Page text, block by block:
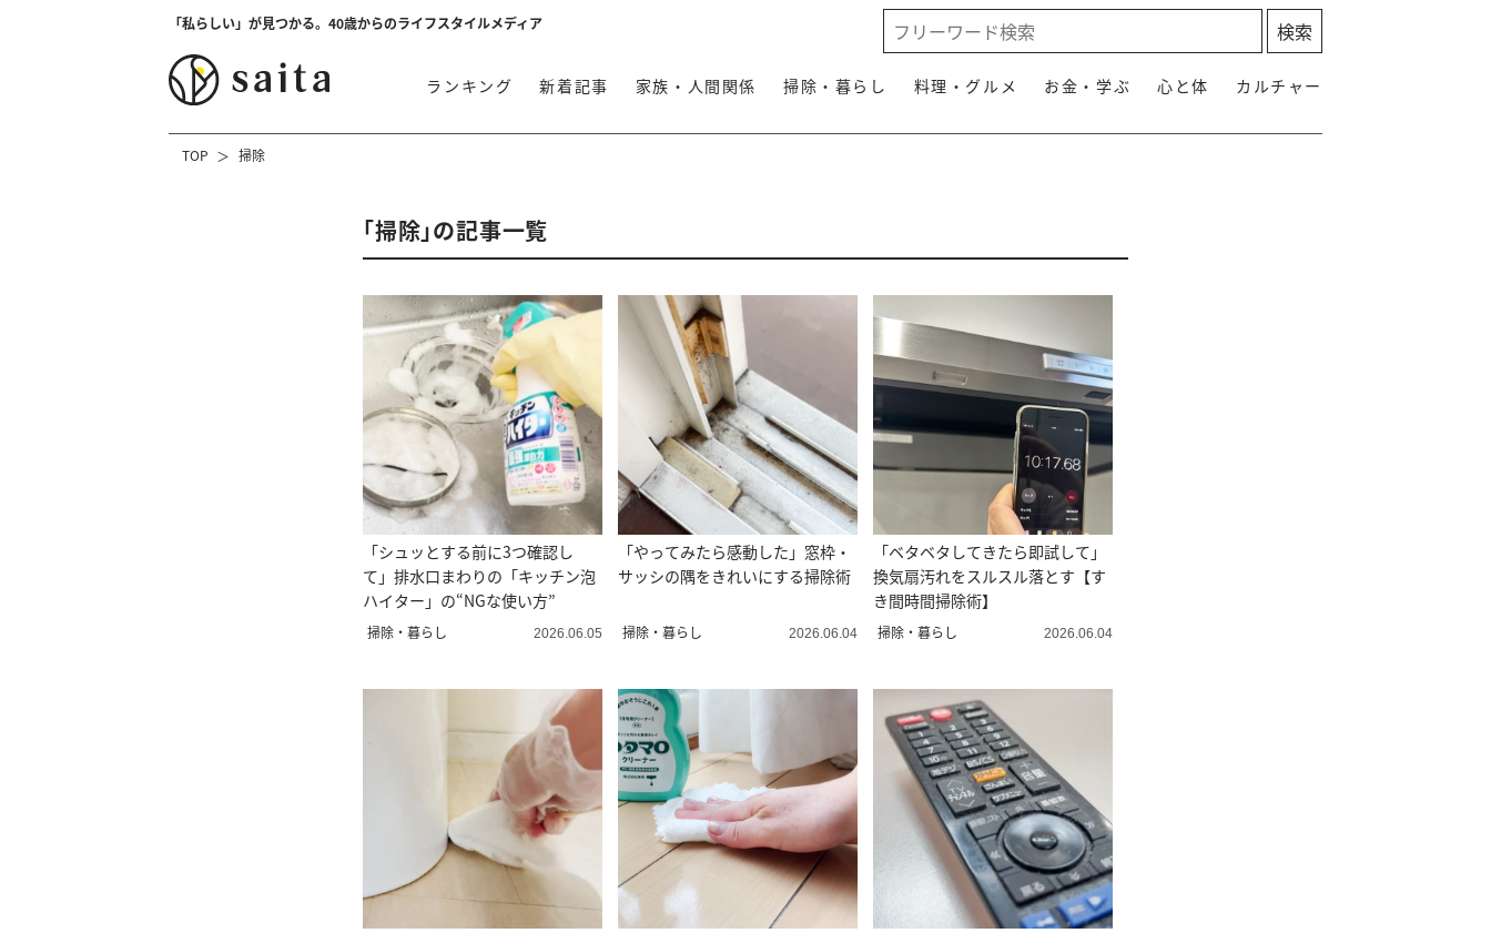
「私らしい」が見つかる。40歳からのライフスタイルメディア
ランキング 新着記事 家族・人間関係 掃除・暮らし 料理・グルメ お金・学ぶ 心と体 カルチャー
TOP 掃除
「掃除」の記事一覧
「シュッとする前に3つ確認し
て」排水口まわりの「キッチン泡
ハイター」の“NGな使い方”
掃除・暮らし 2026.06.05
「やってみたら感動した」窓枠・
サッシの隅をきれいにする掃除術
掃除・暮らし 2026.06.04
「ベタベタしてきたら即試して」
換気扇汚れをスルスル落とす【す
き間時間掃除術】
掃除・暮らし 2026.06.04